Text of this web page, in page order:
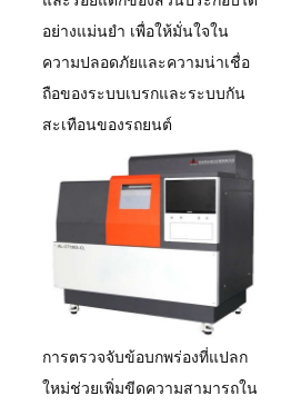
อย่างแม่นยำ เพื่อให้มั่นใจใน
ความปลอดภัยและความน่าเชื่อ
ถือของระบบเบรกและระบบกัน
สะเทือนของรถยนต์
การตรวจจับข้อบกพร่องที่แปลก
ใหม่ช่วยเพิ่มขีดความสามารถใน